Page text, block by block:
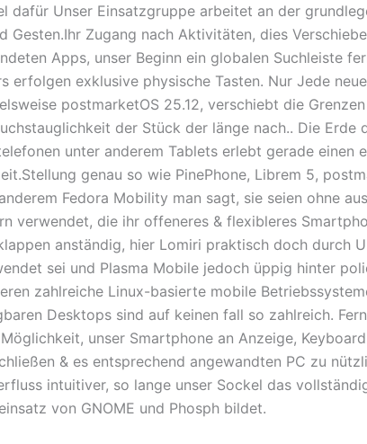
dafür Unser Einsatzgruppe arbeitet an der
Gesten.Ihr Zugang nach Aktivitäten, dies
Apps, unser Beginn ein globalen Suchleiste
erfolgen exklusive physische Tasten. Nur Jede
postmarketOS 25.12, verschiebt die
der Stück der länge nach.. Die Erde
unter anderem Tablets erlebt gerade einen
genau so wie PinePhone, Librem 5,
Fedora Mobility man sagt, sie seien ohne
verwendet, die ihr offeneres & flexibleres
anständig, hier Lomiri praktisch doch durch
sei und Plasma Mobile jedoch üppig hinter
zahlreiche Linux-basierte mobile
Desktops sind auf keinen fall so zahlreich.
unser Smartphone an Anzeige,
& es entsprechend angewandten PC zu
intuitiver, so lange unser Sockel das
von GNOME und Phosph bildet.